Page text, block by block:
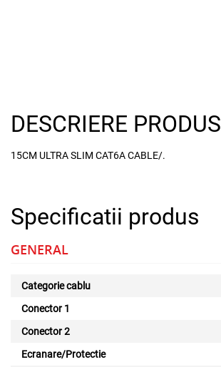
DESCRIERE PRODUS
15CM ULTRA SLIM CAT6A CABLE/.
Specificatii produs
GENERAL
Categorie cablu
Conector 1
Conector 2
Ecranare/Protectie